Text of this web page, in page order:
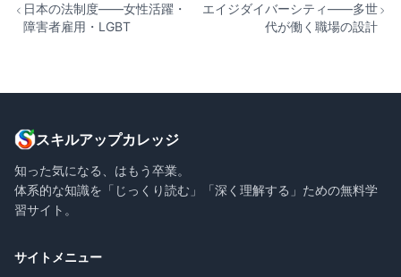
日本の法制度——女性活躍・
障害者雇用・LGBT
エイジダイバーシティ——多世
代が働く職場の設計
スキルアップカレッジ
知った気になる、はもう卒業。
体系的な知識を「じっくり読む」「深く理解する」ための無料学
習サイト。
サイトメニュー